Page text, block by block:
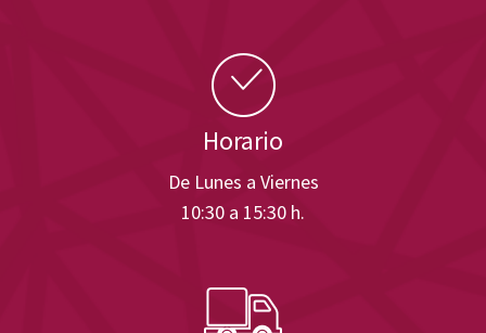
Horario
De Lunes a Viernes
10:30 a 15:30 h.